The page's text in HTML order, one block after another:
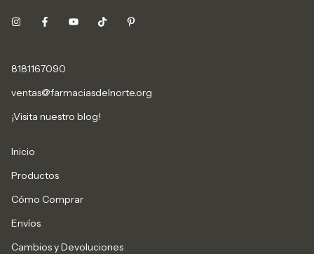
8181167090
ventas@farmaciasdelnorte.org
¡Visita nuestro blog!
Inicio
Productos
Cómo Comprar
Envíos
Cambios y Devoluciones